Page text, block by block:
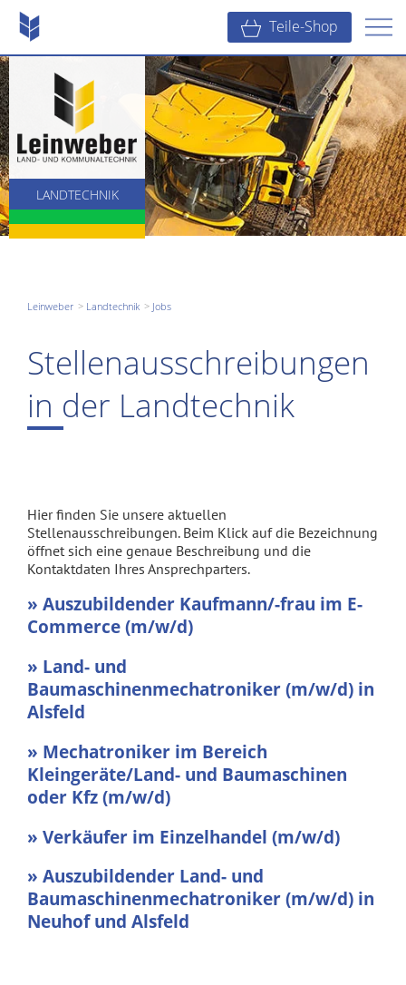
Teile-Shop
LANDTECHNIK
KOMMUNALTECHNIK
BAUTECHNIK
Leinweber Landtechnik Jobs
Stellenausschreibungen
in der Landtechnik
Hier finden Sie unsere aktuellen
Stellenausschreibungen. Beim Klick auf die Bezeichnung
öffnet sich eine genaue Beschreibung und die
Kontaktdaten Ihres Ansprechparters.
» Auszubildender Kaufmann/-frau im E-
Commerce (m/w/d)
» Land- und
Baumaschinenmechatroniker (m/w/d) in
Alsfeld
» Mechatroniker im Bereich
Kleingeräte/Land- und Baumaschinen
oder Kfz (m/w/d)
» Verkäufer im Einzelhandel (m/w/d)
» Auszubildender Land- und
Baumaschinenmechatroniker (m/w/d) in
Neuhof und Alsfeld